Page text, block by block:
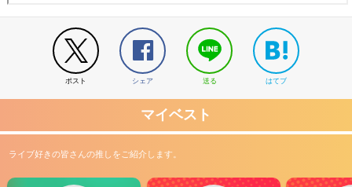
ポスト シェア 送る はてブ
マイベスト
ライブ好きの皆さんの推しをご紹介します。